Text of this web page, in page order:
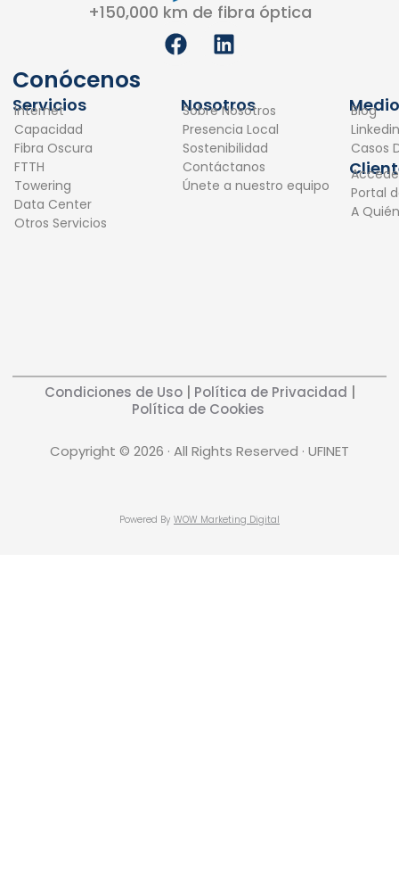
+150,000 km de fibra óptica
F
a
e
b
o
o
k
L
i
k
e
d
i
n
Conócenos
Servicios
Internet
Capacidad
Fibra Oscura
FTTH
Towering
Data Center
Otros Servicios
Nosotros
Sobre Nosotros
Presencia Local
Sostenibilidad
Contáctanos
Únete a nuestro equipo
Blog
Linkedin
Casos
Portal
A
Condiciones de Uso| Política de Privacidad
Política de Cookies
Copyright © 2026 · All Rights Reserved · UFINET
Powered By WOW Marketing Digital